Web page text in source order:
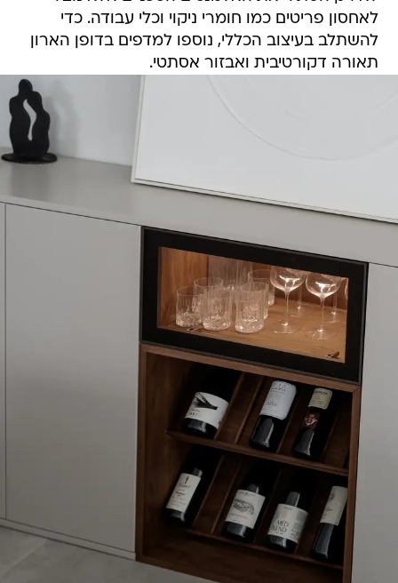
לאחסון פריטים כמו חומרי ניקוי וכלי עבודה. כדי
להשתלב בעיצוב הכללי, נוספו למדפים בדופן הארון
תאורה דקורטיבית ואבזור אסתטי.